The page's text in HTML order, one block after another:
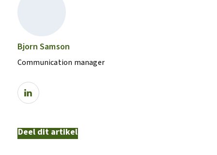
Bjorn Samson
Communication manager
Deel dit artikel